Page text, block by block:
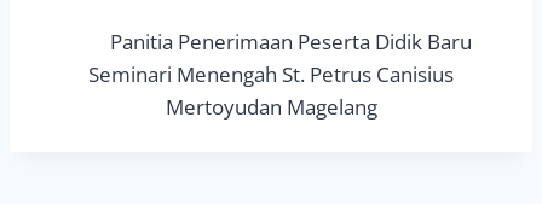
Panitia Penerimaan Peserta Didik Baru
Seminari Menengah St. Petrus Canisius
Mertoyudan Magelang